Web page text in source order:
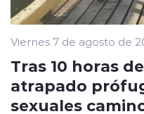
Viernes 7 de agosto de
Tras 10 horas
atrapado
sexuales